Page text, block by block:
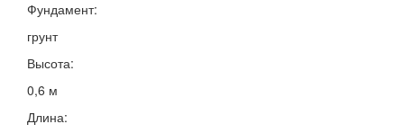
Фундамент:
грунт
Высота:
0,6 м
Длина: